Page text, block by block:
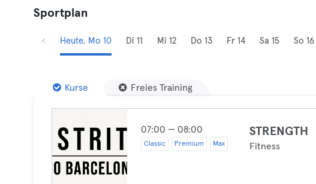
Sportplan
Heute, Mo 10 Di 11 Mi 12 Do 13 Fr 14 Sa 15 So 16
Kurse Freies Training
07:00 — 08:00
Classic Premium Max
STRENGTH
Fitness